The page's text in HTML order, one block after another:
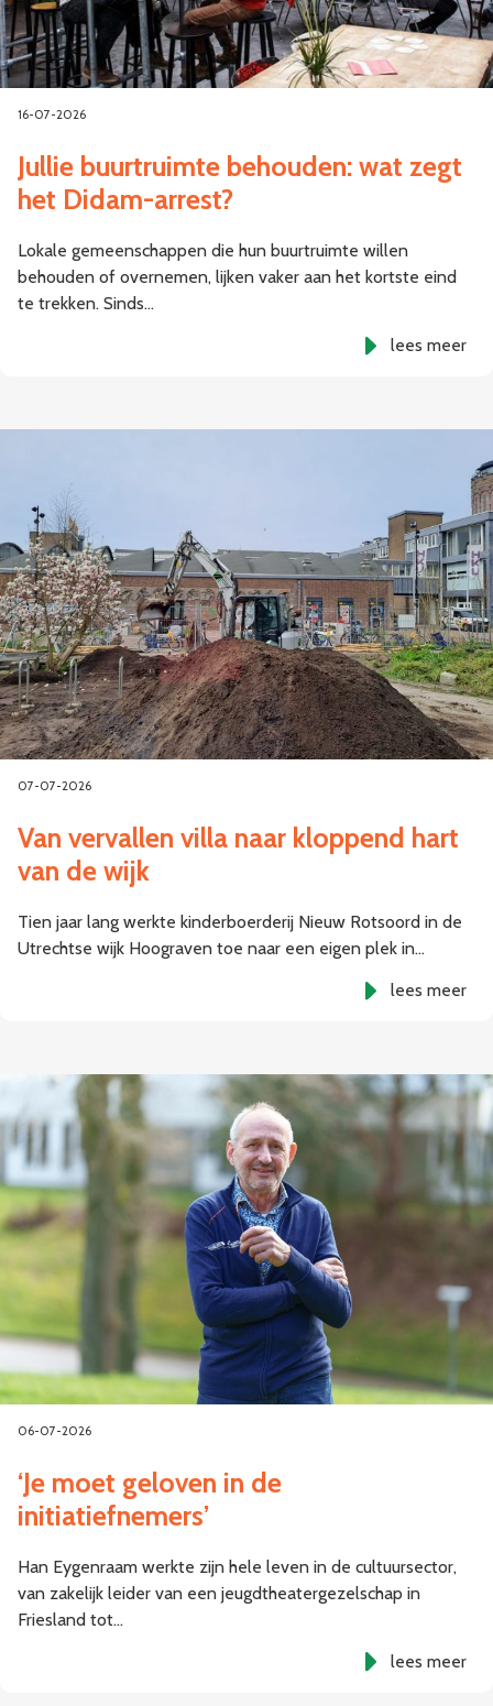
16-07-2026
Jullie buurtruimte behouden: wat zegt
het Didam-arrest?
Lokale gemeenschappen die hun buurtruimte willen
behouden of overnemen, lijken vaker aan het kortste eind
te trekken. Sinds…
lees meer
07-07-2026
Van vervallen villa naar kloppend hart
van de wijk
Tien jaar lang werkte kinderboerderij Nieuw Rotsoord in de
Utrechtse wijk Hoograven toe naar een eigen plek in…
lees meer
06-07-2026
‘Je moet geloven in de
initiatiefnemers’
Han Eygenraam werkte zijn hele leven in de cultuursector,
van zakelijk leider van een jeugdtheatergezelschap in
Friesland tot…
lees meer